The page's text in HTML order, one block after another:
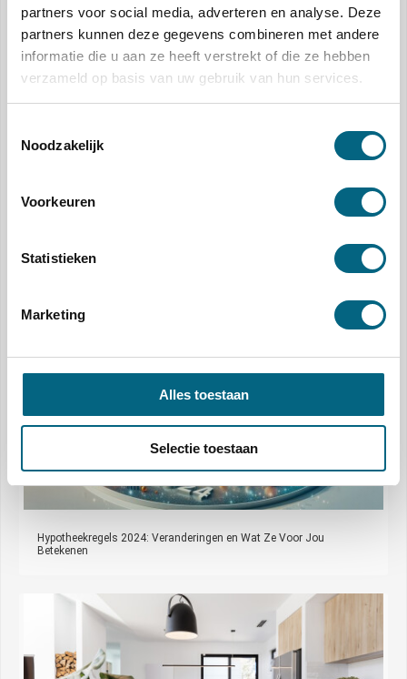
partners voor social media, adverteren en analyse. Deze
partners kunnen deze gegevens combineren met andere
informatie die u aan ze heeft verstrekt of die ze hebben
verzameld op basis van uw gebruik van hun services.
Noodzakelijk
Voorkeuren
Statistieken
Marketing
Alles toestaan
Selectie toestaan
Van €750 naar €300 per maand: zo levert verduurzamen écht geld
op (praktijkvoorbeeld)
Kopen of Huren: Wat Past bij Jou?
Hypotheekregels 2024: Veranderingen en Wat Ze Voor Jou
Betekenen